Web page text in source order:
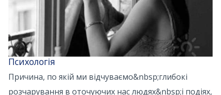
Психологія
Причина, по якій ми відчуваємо&nbsp;глибокі
розчарування в оточуючих нас людях&nbsp;і подіях,